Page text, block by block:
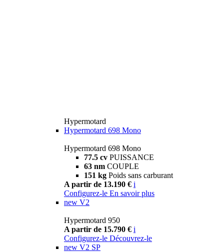
Hypermotard
Hypermotard 698 Mono
Hypermotard 698 Mono
77.5 cv PUISSANCE
63 nm COUPLE
151 kg Poids sans carburant
A partir de 13.190 € i
Configurez-le En savoir plus
new V2
Hypermotard 950
A partir de 15.790 € i
Configurez-le Découvrez-le
new V2 SP